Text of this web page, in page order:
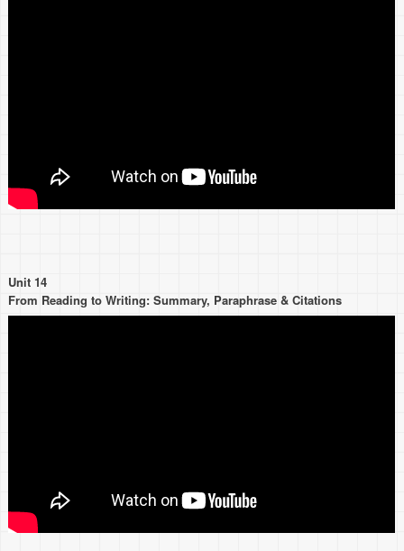
Unit 14
From Reading to Writing: Summary, Paraphrase & Citations